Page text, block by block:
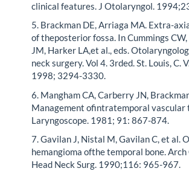
clinical features. J Otolaryngol.
5. Brackman DE, Arriaga MA. Extra-
of theposterior fossa. In Cummings
JM, Harker LA,et al., eds.
neck surgery. Vol 4. 3rded. St. Louis, C.
1998; 3294-3330.
6. Mangham CA, Carberry JN,
Management ofintratemporal vascular
Laryngoscope. 1981; 91: 867-874.
7. Gavilan J, Nistal M, Gavilan C, et al.
hemangioma ofthe temporal bone.
Head Neck Surg. 1990;116: 965-967.